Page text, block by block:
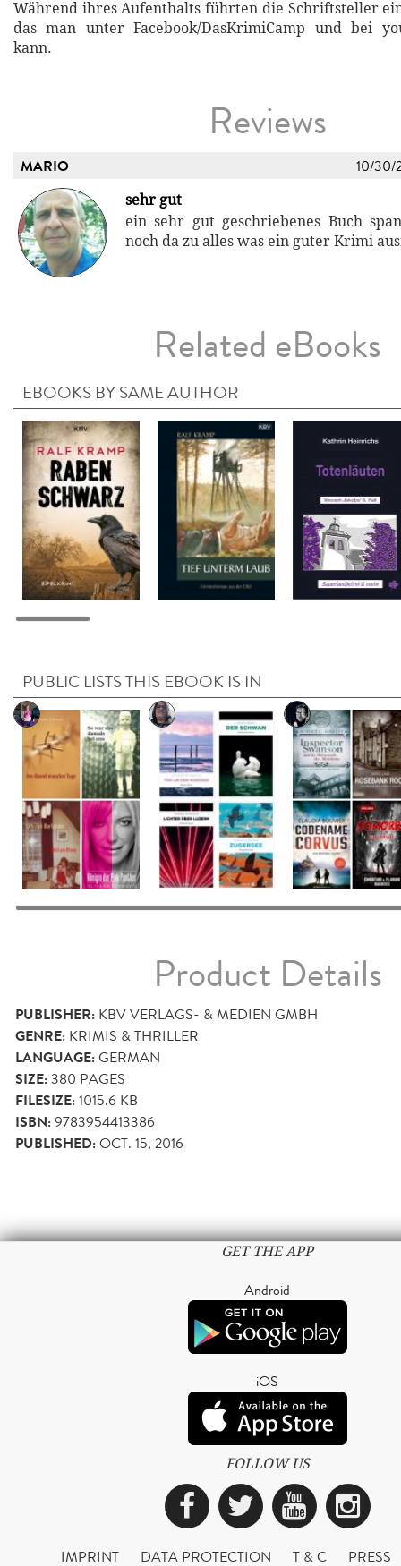
Während ihres Aufenthalts führten die Schriftsteller
das man unter Facebook/DasKrimiCamp und bei
kann.
Reviews
MARIO 10/30/
sehr gut
ein sehr gut geschriebenes Buch
noch da zu alles was ein guter Krimi
Related eBooks
EBOOKS BY SAME AUTHOR
PUBLIC LISTS THIS EBOOK IS IN
Product Details
PUBLISHER: KBV VERLAGS- & MEDIEN GMBH
GENRE: KRIMIS & THRILLER
LANGUAGE:GERMAN
SIZE:380 PAGES
FILESIZE:1015.6 KB
ISBN:9783954413386
PUBLISHED:OCT. 15, 2016
GET THE APP
Android
iOS
FOLLOW US
Facebook
Twitter
IMPRINT DATA PROTECTION T & C
PRESS